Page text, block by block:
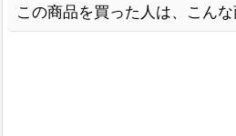
この商品を買った人は、こん